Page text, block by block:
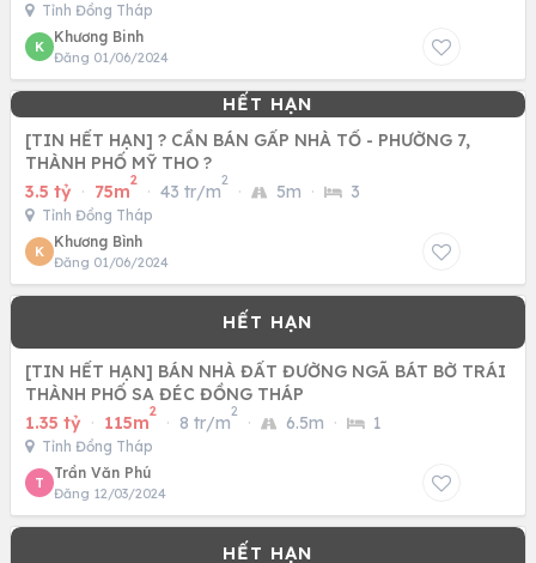
Tỉnh Đồng Tháp
K
Khương Binh
Đăng 01/06/2024
[TIN HẾT HẠN] ? CẦN BÁN GẤP NHÀ TỔ - PHƯỜNG 7,
THÀNH PHỐ MỸ THO ?
3.5 tỷ · 75m
2
· 43 tr/m
2
· 5m · 3
Tỉnh Đồng Tháp
K
Khương Bình
Đăng 01/06/2024
[TIN HẾT HẠN] BÁN NHÀ ĐẤT ĐƯỜNG NGÃ BÁT BỜ TRÁI
THÀNH PHỐ SA ĐÉC ĐỒNG THÁP
1.35 tỷ · 115m
2
· 8 tr/m
2
· 6.5m · 1
Tỉnh Đồng Tháp
T
Trần Văn Phú
Đăng 12/03/2024